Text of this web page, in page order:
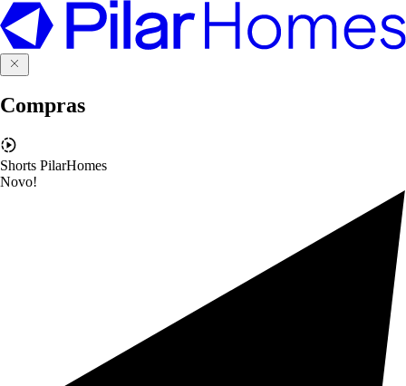
Compras
Shorts PilarHomes
Novo!